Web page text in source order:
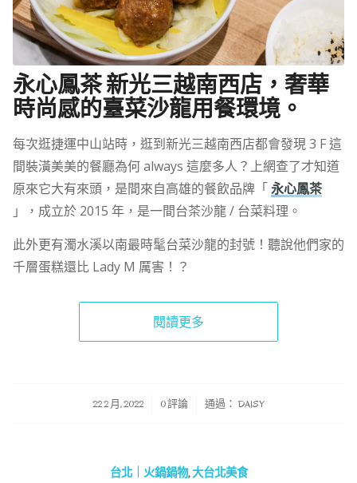
永心鳳茶 新光三越南西店，奢華
時尚感的臺菜沙龍用餐環境。
每次逛捷運中山站時，逛到新光三越南西店都會發現 3 F 這
間裝潢美美的餐廳為何 always 這麼多人？上網查了才知道
原來它大有來頭，是間來自高雄的餐飲品牌「永心鳳茶
」，成立於 2015 年，是一間台茶沙龍 / 台菜料理。
此外更有濁水溪以南最時髦台菜沙龍的封號！聽說他們家的
千層蛋糕還比 Lady M 厲害！？
閱讀更多
22 2 月, 2022
/ 0 評論 通過： DAISY
台北｜火鍋鍋物,大台北美食